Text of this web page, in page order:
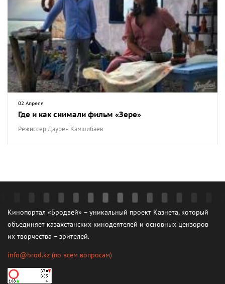
02 Апреля
Где и как снимали фильм «Зере»
Режиссер Даурен Камшибаев
Кинопортал «Бродвей» – уникальный проект Казнета, который
объединяет казахстанских кинодеятелей и основных цензоров
их творчества – зрителей.
info@brod.kz (по всем вопросам)